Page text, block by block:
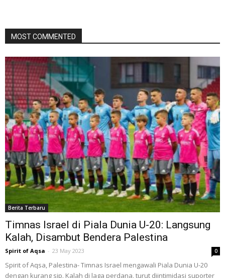
MOST COMMENTED
Berita Terbaru
Timnas Israel di Piala Dunia U-20: Langsung
Kalah, Disambut Bendera Palestina
Spirit of Aqsa - 23 May 2023 0
Spirit of Aqsa, Palestina- Timnas Israel mengawali Piala Dunia U-20
dengan kurang sip. Kalah di laga perdana, turut diintimidasi suporter